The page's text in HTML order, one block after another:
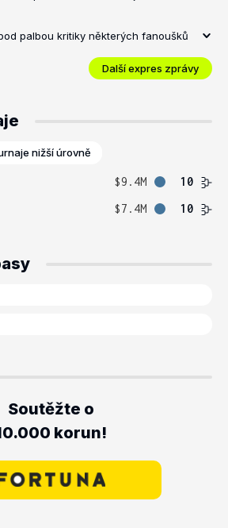
palbou kritiky některých fanoušků
Další expres zprávy
nižší úrovně
$9.4M
10
$7.4M 10
Soutěžte o
korun!